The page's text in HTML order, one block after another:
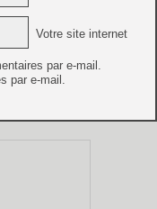
Votre site internet
par e-mail.
par e-mail.